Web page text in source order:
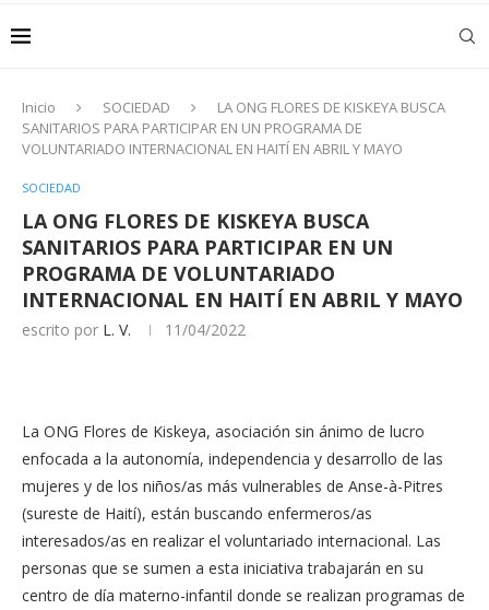
Inicio SOCIEDAD
LA ONG FLORES DE KISKEYA BUSCA
SANITARIOS PARA PARTICIPAR EN UN PROGRAMA DE
VOLUNTARIADO INTERNACIONAL EN HAITÍ EN ABRIL Y MAYO
SOCIEDAD
LA ONG FLORES DE KISKEYA BUSCA
SANITARIOS PARA PARTICIPAR EN UN
PROGRAMA DE VOLUNTARIADO
INTERNACIONAL EN HAITÍ EN ABRIL Y MAYO
escrito por L. V. 11/04/2022
La ONG Flores de Kiskeya, asociación sin ánimo de lucro
enfocada a la autonomía, independencia y desarrollo de las
mujeres y de los niños/as más vulnerables de Anse-à-Pitres
(sureste de Haití), están buscando enfermeros/as
interesados/as en realizar el voluntariado internacional. Las
personas que se sumen a esta iniciativa trabajarán en su
centro de día materno-infantil donde se realizan programas de